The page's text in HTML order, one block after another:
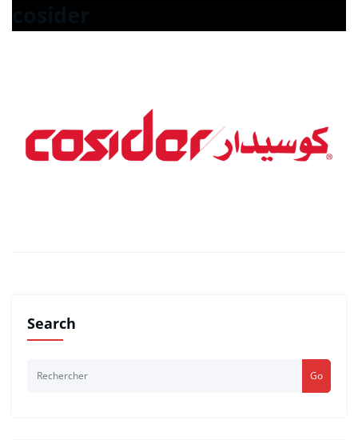
cosider
Search
Go